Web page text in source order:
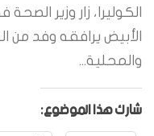
الكوليرا، زار وزير
الأبيض يرافقه وفد من
والمحلية...
شارك هذا الموضوع: